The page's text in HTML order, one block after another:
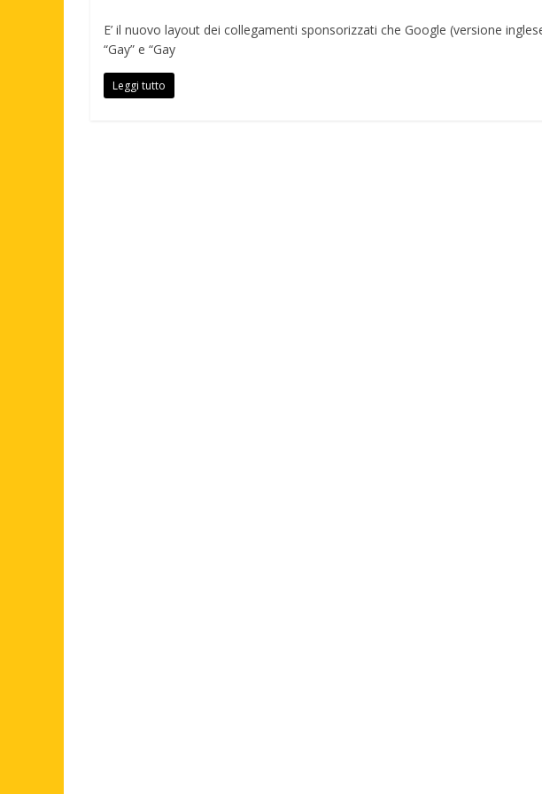
E’ il nuovo layout dei collegamenti sponsorizzati che Google (versione
“Gay” e “Gay
Leggi tutto